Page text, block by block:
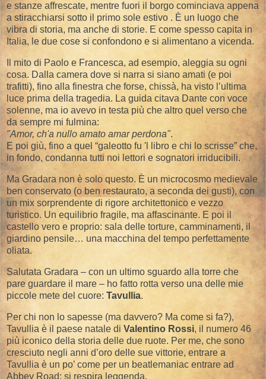
e stanze affrescate, mentre fuori il borgo cominciava appena
a stiracchiarsi sotto il primo sole estivo . È un luogo che
vibra di storia, ma anche di storie. E come spesso capita in
Italia, le due cose si confondono e si alimentano a vicenda.
Il mito di Paolo e Francesca, ad esempio, aleggia su ogni
cosa. Dalla camera dove si narra si siano amati (e poi
trafitti), fino alla finestra che forse, chissà, ha visto l’ultima
luce prima della tragedia. La guida citava Dante con voce
solenne, ma io avevo in testa più che altro quel verso che
da sempre mi fulmina:
"Amor, ch'a nullo amato amar perdona".
E poi giù, fino a quel “galeotto fu 'l libro e chi lo scrisse” che,
in fondo, condanna tutti noi lettori e sognatori irriducibili.
Ma Gradara non è solo questo. È un microcosmo medievale
ben conservato (o ben restaurato, a seconda dei gusti), con
un mix sorprendente di rigore architettonico e vezzo
turistico. Un equilibrio fragile, ma affascinante. E poi il
castello vero e proprio: sala delle torture, camminamenti, il
giardino pensile… una macchina del tempo perfettamente
oliata.
Salutata Gradara – con un ultimo sguardo alla torre che
pare guardare il mare – ho fatto rotta verso una delle mie
piccole mete del cuore: Tavullia.
Per chi non lo sapesse (ma davvero? Ma come si fa?),
Tavullia è il paese natale di Valentino Rossi, il numero 46
più iconico della storia delle due ruote. Per me, che sono
cresciuto negli anni d’oro delle sue vittorie, entrare a
Tavullia è un po’ come per un beatlemaniac entrare ad
Abbey Road: si respira leggenda.